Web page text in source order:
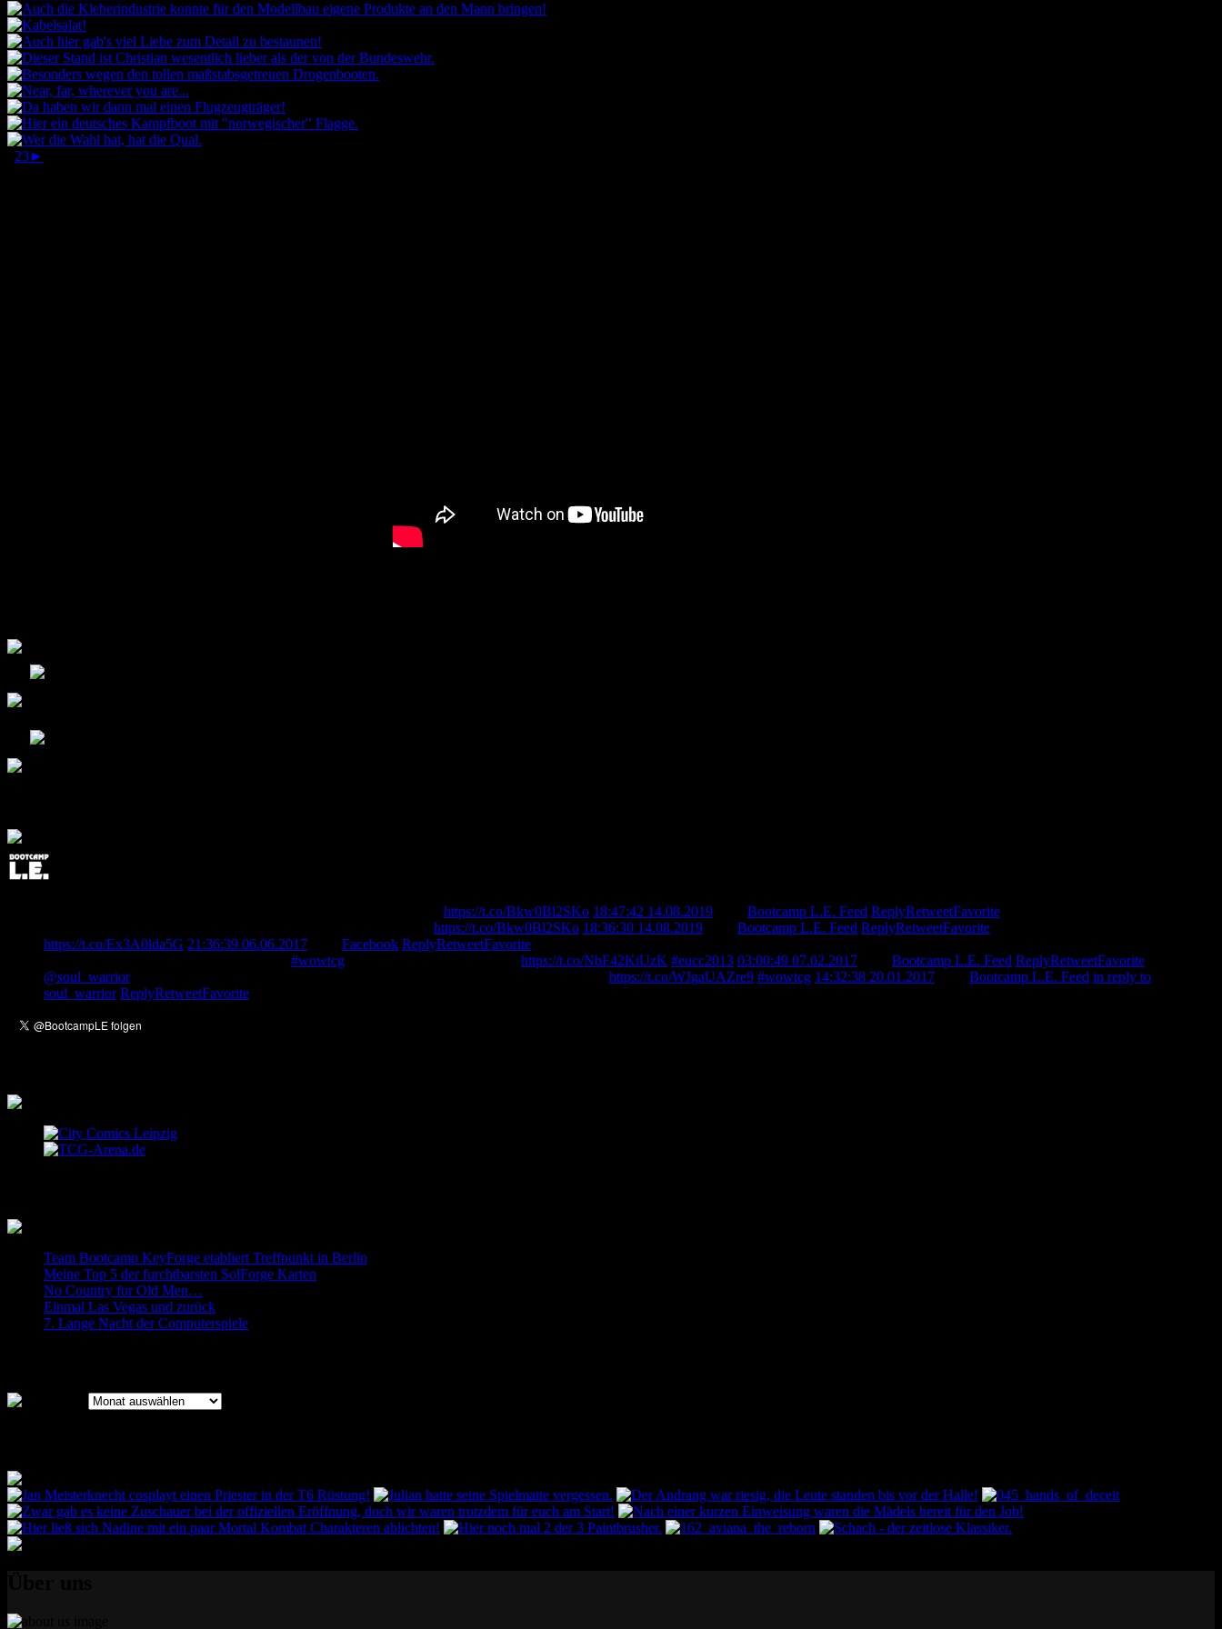
23►
https://t.co/Bkw0Bl2SKo 18:47:42 14.08.2019 Bootcamp L.E. Feed ReplyRetweetFavorite
https://t.co/Bkw0Bl2SKo 18:36:30 14.08.2019 Bootcamp L.E. Feed ReplyRetweetFavorite
https://t.co/Ex3A0lda5G 21:36:39 06.06.2017 Facebook ReplyRetweetFavorite
#wowtcg https://t.co/NbF42KiUzK #eucc2013 03:00:49 07.02.2017 Bootcamp L.E. Feed ReplyRetweetFavorite
@soul_warriorberichtet von seinem Trip nach Las Vegas, wo er bei der NACC mitgespielt hatte - https://t.co/WJgaUAZre9 #wowtcg 14:32:38 20.01.2017 Bootcamp L.E. Feed in reply to
soul_warrior ReplyRetweetFavorite
Team Bootcamp KeyForge etabliert Treffpunkt in Berlin
Meine Top 5 der furchtbarsten SolForge Karten
No Country for Old Men…
Einmal Las Vegas und zurück
7. Lange Nacht der Computerspiele
Archiv